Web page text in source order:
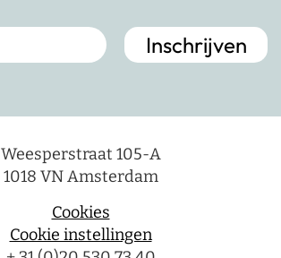
Weesperstraat 105-A
1018 VN Amsterdam
Cookies
Cookie instellingen